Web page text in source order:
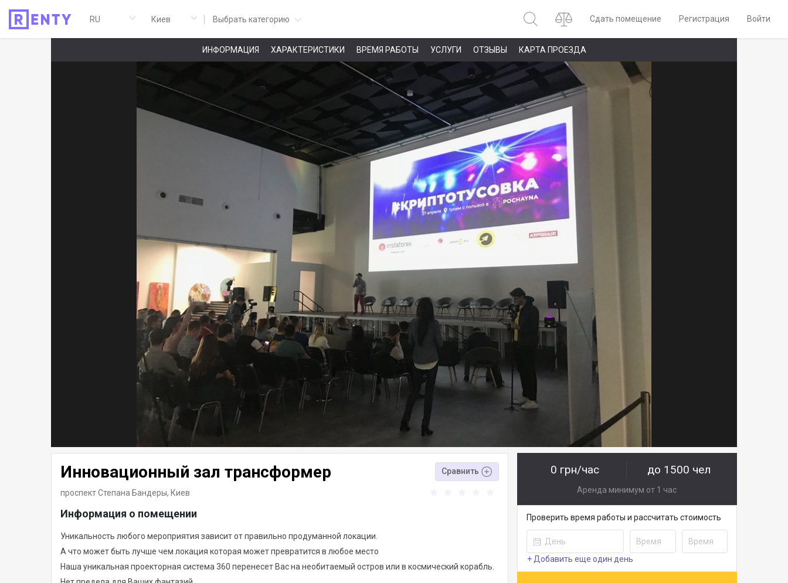
Выбрать категорию Сдать помещение Регистрация Войти
ИНФОРМАЦИЯ ХАРАКТЕРИСТИКИ ВРЕМЯ РАБОТЫ УСЛУГИ ОТЗЫВЫ КАРТА ПРОЕЗДА
Инновационный зал трансформер Сравнить
проспект Степана Бандеры, Киев
Информация о помещении
Уникальность любого мероприятия зависит от правильно продуманной локации.
А что может быть лучше чем локация которая может превратится в любое место
Наша уникальная проекторная система 360 перенесет Вас на необитаемый остров или в космический корабль.
0 грн/час до 1500 чел
Аренда минимум от 1 час
Проверить время работы и рассчитать стоимость
+ Добавить еще один день